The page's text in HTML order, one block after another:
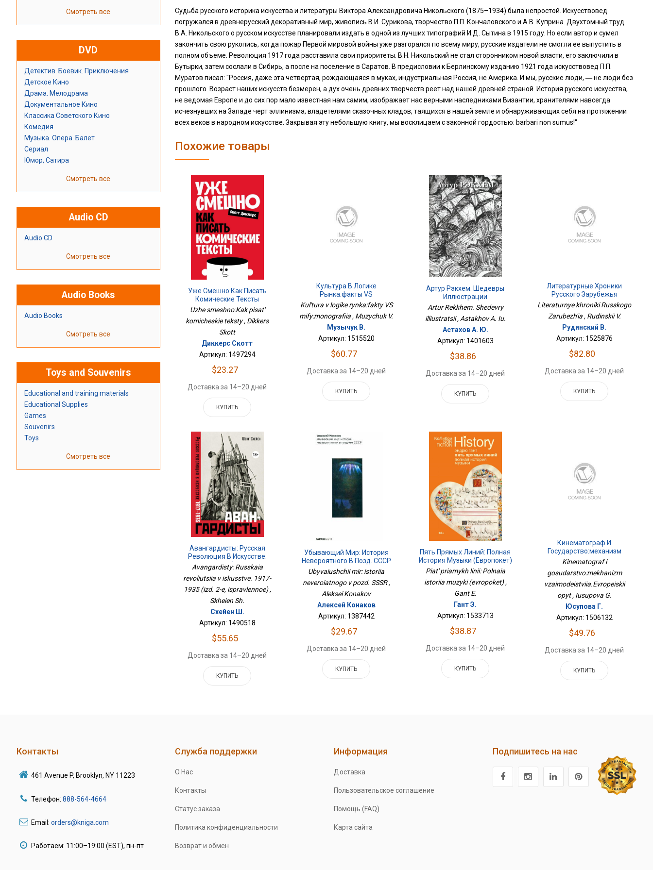
Смотреть все
DVD
Детектив. Боевик. Приключения
Детское Кино
Драма. Мелодрама
Документальное Кино
Классика Советского Кино
Комедия
Музыка. Опера. Балет
Сериал
Юмор, Сатира
Смотреть все
Audio CD
Audio CD
Смотреть все
Audio Books
Audio Books
Смотреть все
Toys and Souvenirs
Educational and training materials
Educational Supplies
Games
Souvenirs
Toys
Смотреть все
Судьба русского историка искусства и литературы Виктора Александровича Никольского (1875–1934) была непростой. Искусствовед
погружался в древнерусский декоративный мир, живопись В.И. Сурикова, творчество П.П. Кончаловского и А.В. Куприна. Двухтомный труд
В.А. Никольского о русском искусстве планировали издать в одной из лучших типографий И.Д. Сытина в 1915 году. Но если автор и сумел
закончить свою рукопись, когда пожар Первой мировой войны уже разгорался по всему миру, русские издатели не смогли ее выпустить в
полном объеме. Революция 1917 года расставила свои приоритеты. В.Н. Никольский не стал сторонником новой власти, его заключили в
Бутырки, затем сослали в Сибирь, а после на поселение в Саратов. В предисловии к Берлинскому изданию 1921 года искусствовед П.П.
Муратов писал: "Россия, даже эта четвертая, рождающаяся в муках, индустриальная Россия, не Америка. И мы, русские люди, ― не люди без
прошлого. Возраст наших искусств безмерен, а дух очень древних творчеств реет над нашей древней страной. История русского искусства,
не ведомая Европе и до сих пор мало известная нам самим, изображает нас верными наследниками Византии, хранителями навсегда
исчезнувших на Западе черт эллинизма, владетелями сказочных кладов, таящихся в нашей земле и обнаруживающих себя на протяжении
всех веков в народном искусстве. Закрывая эту небольшую книгу, мы восклицаем с законной гордостью: barbari non sumus!"
Похожие товары
Уже Смешно:Как Писать
Комические Тексты
Uzhe smeshno:Kak pisat'
komicheskie teksty , Dikkers
Skott
Диккерс Скотт
Артикул: 1497294
$23.27
Доставка за 14–20 дней
КУПИТЬ
Культура В Логике
Рынка:факты VS
Мифы:монография
Kul'tura v logike rynka:fakty VS
mify:monografiia , Muzychuk V.
Музычук В.
Артикул: 1515520
$60.77
Доставка за 14–20 дней
КУПИТЬ
Артур Рэкхем. Шедевры
Иллюстрации
Artur Rekkhem. Shedevry
illiustratsii , Astakhov A. Iu.
Астахов А. Ю.
Артикул: 1401603
$38.86
Доставка за 14–20 дней
КУПИТЬ
Литературные Хроники
Русского Зарубежья
Literaturnye khroniki Russkogo
Zarubezh'ia , Rudinskii V.
Рудинский В.
Артикул: 1525876
$82.80
Доставка за 14–20 дней
КУПИТЬ
Авангардисты: Русская
Революция В Искусстве.
1917-1935 (изд. 2-Е,
Исправленное)
Avangardisty: Russkaia
revoliutsiia v iskusstve. 1917-
1935 (izd. 2-e, ispravlennoe) ,
Skheien Sh.
Схейен Ш.
Артикул: 1490518
$55.65
Доставка за 14–20 дней
КУПИТЬ
Убывающий Мир: История
Невероятного В Позд. СССР
Ubyvaiushchii mir: istoriia
neveroiatnogo v pozd. SSSR ,
Aleksei Konakov
Алексей Конаков
Артикул: 1387442
$29.67
Доставка за 14–20 дней
КУПИТЬ
Пять Прямых Линий: Полная
История Музыки (европокет)
Piat' priamykh linii: Polnaia
istoriia muzyki (evropoket) ,
Gant E.
Гант Э.
Артикул: 1533713
$38.87
Доставка за 14–20 дней
КУПИТЬ
Кинематограф И
Государство:механизм
Взаимодействия.Европейский
Опыт
Kinematograf i
gosudarstvo:mekhanizm
vzaimodeistviia.Evropeiskii
opyt , Iusupova G.
Юсупова Г.
Артикул: 1506132
$49.76
Доставка за 14–20 дней
КУПИТЬ
Контакты
461 Avenue P, Brooklyn, NY 11223
Телефон: 888-564-4664
Email: orders@kniga.com
Работаем: 11:00–19:00 (EST), пн-пт
Служба поддержки
О Нас
Контакты
Статус заказа
Политика конфиденциальности
Возврат и обмен
Информация
Доставка
Пользовательское соглашение
Помощь (FAQ)
Карта сайта
Подпишитесь на нас